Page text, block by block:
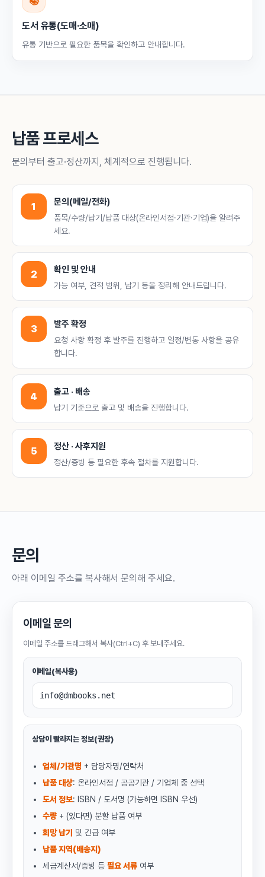
도서 유통(도매·소매)
유통 기반으로 필요한 품목을 확인하고 안내합니다.
납품 프로세스
문의부터 출고·정산까지, 체계적으로 진행됩니다.
1 문의(메일/전화)
품목/수량/납기/납품 대상(온라인서점·기관·기업)을 알려주
세요.
2 확인 및 안내
가능 여부, 견적 범위, 납기 등을 정리해 안내드립니다.
3 발주 확정
요청 사항 확정 후 발주를 진행하고 일정/변동 사항을 공유
합니다.
4 출고 · 배송
납기 기준으로 출고 및 배송을 진행합니다.
5 정산 · 사후지원
정산/증빙 등 필요한 후속 절차를 지원합니다.
문의
아래 이메일 주소를 복사해서 문의해 주세요.
이메일 문의
이메일 주소를 드래그해서 복사(Ctrl+C) 후 보내주세요.
이메일(복사용)
info@dmbooks.net
상담이 빨라지는 정보(권장)
업체/기관명 + 담당자명/연락처
납품 대상: 온라인서점 / 공공기관 / 기업체 중 선택
도서 정보: ISBN / 도서명 (가능하면 ISBN 우선)
수량 + (있다면) 분할 납품 여부
희망 납기 및 긴급 여부
납품 지역(배송지)
세금계산서/증빙 등 필요 서류 여부